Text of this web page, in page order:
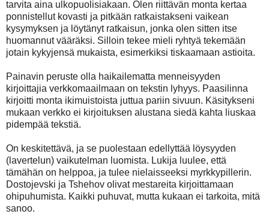
tarvita aina ulkopuolisiakaan. Olen riittävän monta kertaa
ponnistellut kovasti ja pitkään ratkaistakseni vaikean
kysymyksen ja löytänyt ratkaisun, jonka olen sitten itse
huomannut vääräksi. Silloin tekee mieli ryhtyä tekemään
jotain kykyjensä mukaista, esimerkiksi tiskaamaan astioita.
Painavin peruste olla haikailematta menneisyyden
kirjoittajia verkkomaailmaan on tekstin lyhyys. Paasilinna
kirjoitti monta ikimuistoista juttua pariin sivuun. Käsitykseni
mukaan verkko ei kirjoituksen alustana siedä kahta liuskaa
pidempää tekstiä.
On keskitettävä, ja se puolestaan edellyttää löysyyden
(lavertelun) vaikutelman luomista. Lukija luulee, että
tämähän on helppoa, ja tulee nielaisseeksi myrkkypillerin.
Dostojevski ja Tshehov olivat mestareita kirjoittamaan
ohipuhumista. Kaikki puhuvat, mutta kukaan ei tarkoita, mitä
sanoo.